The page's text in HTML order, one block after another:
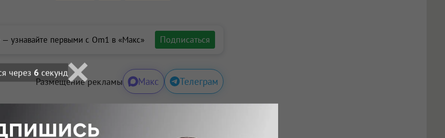
узнавайте первыми с Om1 в «Макс» Подписаться
Размещение рекламы Макс Телеграм
через 4 секунд